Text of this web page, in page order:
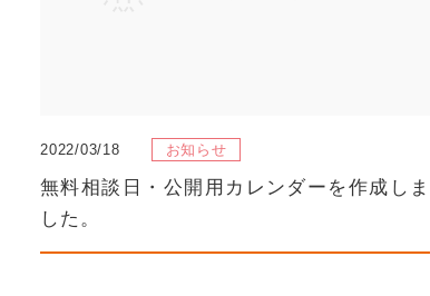
2022/03/18 お知らせ
無料相談日・公開用カレンダーを作成しま
した。